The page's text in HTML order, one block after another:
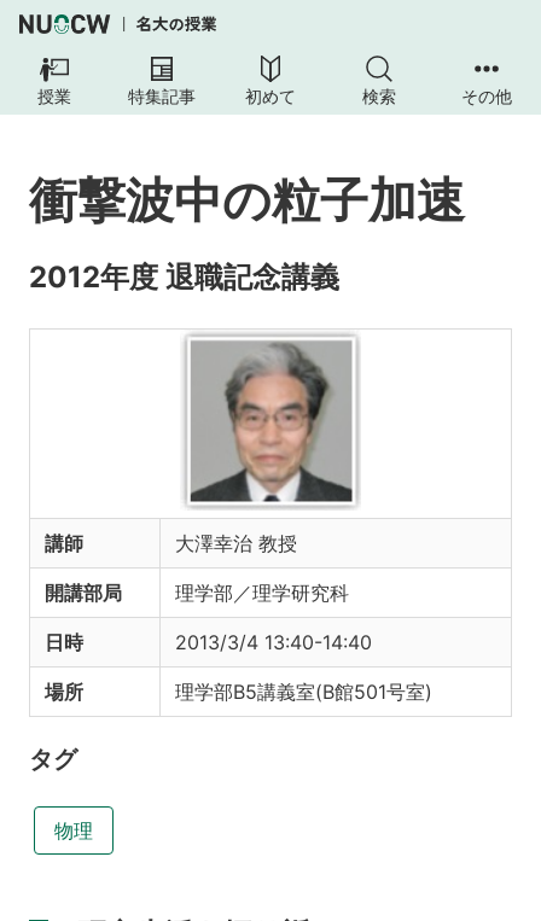
授業 特集記事 初めて 検索 その他
衝撃波中の粒子加速
2012年度 退職記念講義
講師 大澤幸治 教授
開講部局 理学部／理学研究科
日時 2013/3/4 13:40-14:40
場所 理学部B5講義室(B館501号室)
タグ
物理